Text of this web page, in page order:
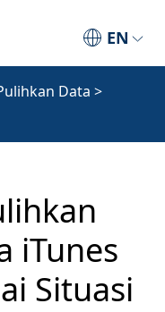
EN
Data >
iTunes
Situasi